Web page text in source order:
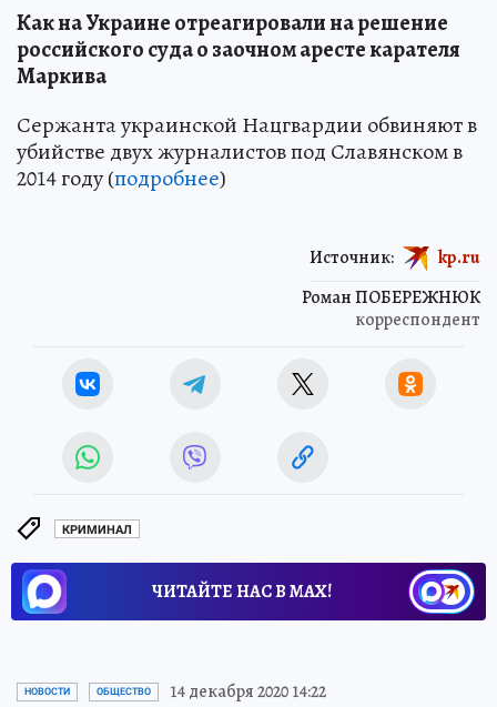
Как на Украине отреагировали на решение
российского суда о заочном аресте карателя
Маркива
Сержанта украинской Нацгвардии обвиняют в
убийстве двух журналистов под Славянском в
2014 году (подробнее)
Роман ПОБЕРЕЖНЮК
корреспондент
Источник: kp.ru
КРИМИНАЛ
ЧИТАЙТЕ НАС В МАХ!
НОВОСТИ ОБЩЕСТВО 14 декабря 2020 14:22